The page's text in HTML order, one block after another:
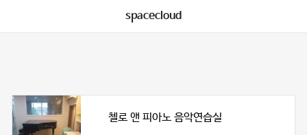
spacecloud
첼로 앤 피아노 음악연습실